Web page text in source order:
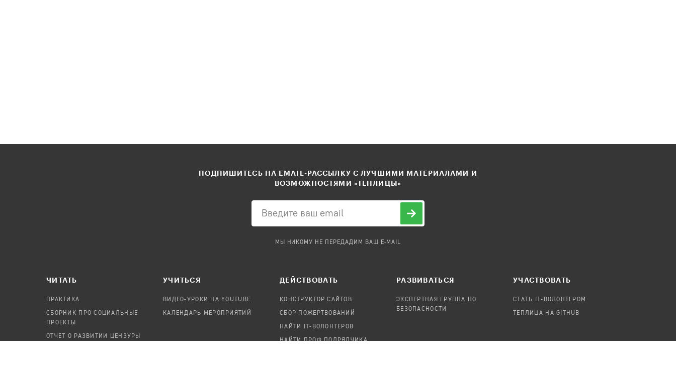
ПОДПИШИТЕСЬ НА EMAIL-РАССЫЛКУ С ЛУЧШИМИ МАТЕРИАЛАМИ И
ВОЗМОЖНОСТЯМИ «ТЕПЛИЦЫ»
МЫ НИКОМУ НЕ ПЕРЕДАДИМ ВАШ E-MAIL
ЧИТАТЬ
ПРАКТИКА
СБОРНИК ПРО СОЦИАЛЬНЫЕ
ПРОЕКТЫ
ОТЧЕТ О РАЗВИТИИ ЦЕНЗУРЫ
УЧИТЬСЯ
ВИДЕО-УРОКИ НА YOUTUBE
КАЛЕНДАРЬ МЕРОПРИЯТИЙ
ДЕЙСТВОВАТЬ
КОНСТРУКТОР САЙТОВ
СБОР ПОЖЕРТВОВАНИЙ
НАЙТИ IT-ВОЛОНТЕРОВ
НАЙТИ ПРОФ.ПОДРЯДЧИКА
РАЗВИВАТЬСЯ
ЭКСПЕРТНАЯ ГРУППА ПО
БЕЗОПАСНОСТИ
УЧАСТВОВАТЬ
СТАТЬ IT-ВОЛОНТЕРОМ
ТЕПЛИЦА НА GITHUB